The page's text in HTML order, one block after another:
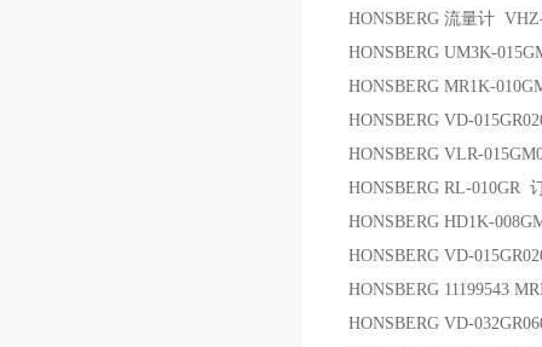
HONSBERG 流量计
HONSBERG UM3K-
HONSBERG MR1K-
HONSBERG VD-
HONSBERG VLR-
HONSBERG RL-010GR
HONSBERG HD1K-
HONSBERG VD-
HONSBERG 11199543
HONSBERG VD-